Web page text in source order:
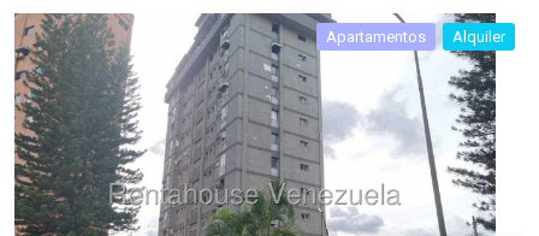
Apartamentos Alquiler